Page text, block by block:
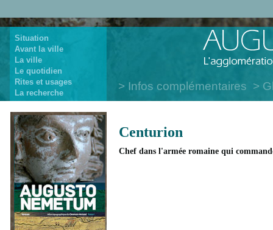
Situation
Avant la ville
La ville
Le quotidien
Rites et usages
La recherche
Infos complémentaires
Centurion
Chef dans l'armée romaine qui